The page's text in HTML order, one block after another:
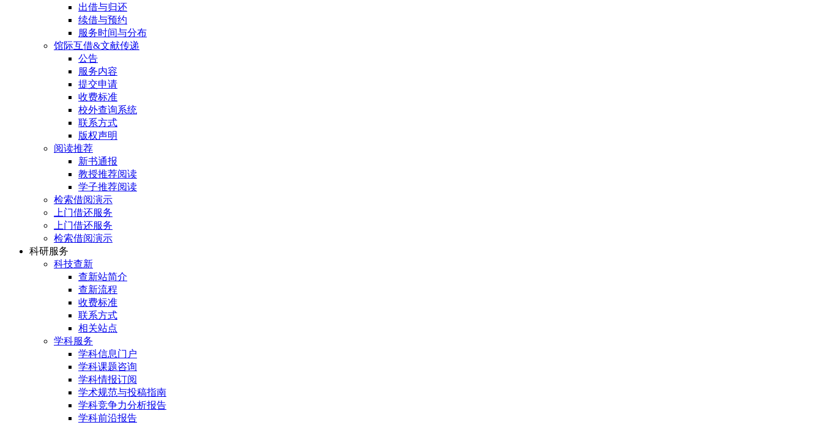
出借与归还
续借与预约
服务时间与分布
馆际互借&文献传递
公告
服务内容
提交申请
收费标准
校外查询系统
联系方式
版权声明
阅读推荐
新书通报
教授推荐阅读
学子推荐阅读
检索借阅演示
上门借还服务
上门借还服务
检索借阅演示
科研服务
科技查新
查新站简介
查新流程
收费标准
联系方式
相关站点
学科服务
学科信息门户
学科课题咨询
学科情报订阅
学术规范与投稿指南
学科竞争力分析报告
学科前沿报告